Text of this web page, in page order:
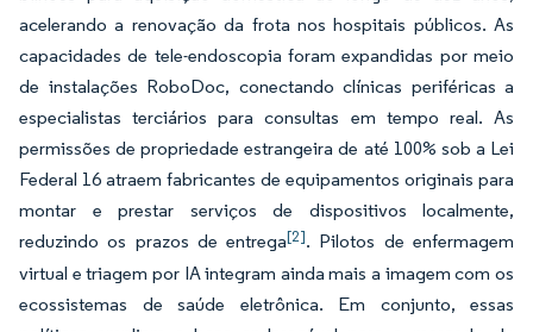
acelerando a renovação da frota nos hospitais públicos. As
capacidades de tele-endoscopia foram expandidas por meio
de instalações RoboDoc, conectando clínicas periféricas a
especialistas terciários para consultas em tempo real. As
permissões de propriedade estrangeira de até 100% sob a Lei
Federal 16 atraem fabricantes de equipamentos originais para
montar e prestar serviços de dispositivos localmente,
reduzindo os prazos de entrega[2]. Pilotos de enfermagem
virtual e triagem por IA integram ainda mais a imagem com os
ecossistemas de saúde eletrônica. Em conjunto, essas